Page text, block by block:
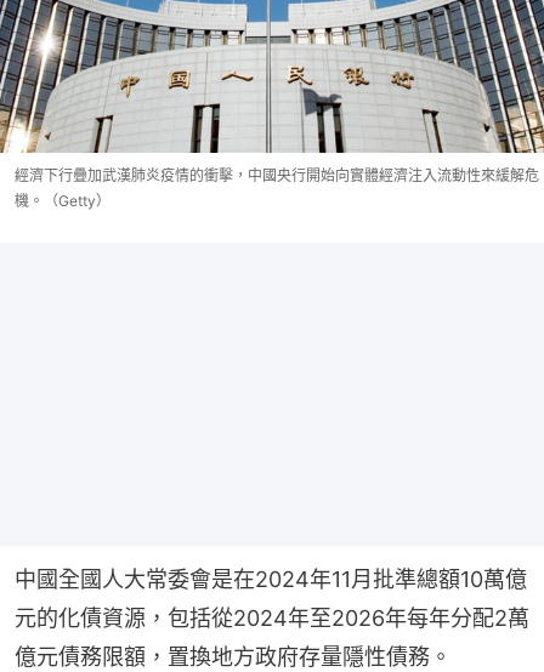
經濟下行疊加武漢肺炎疫情的衝擊，中國央行開始向實體經濟注入流動性來緩解危
機。（Getty）
中國全國人大常委會是在2024年11月批準總額10萬億
元的化債資源，包括從2024年至2026年每年分配2萬
億元債務限額，置換地方政府存量隱性債務。